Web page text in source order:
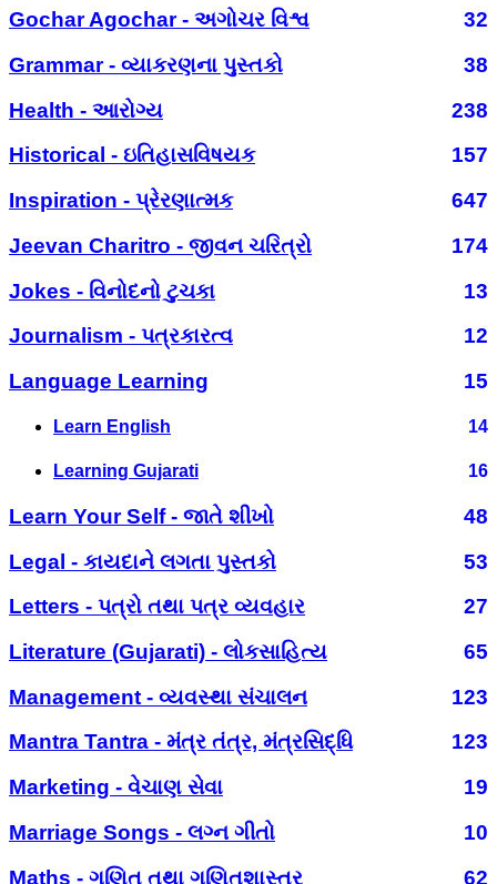
Gochar Agochar - અગોચર વિશ્વ
32
Grammar - વ્યાકરણના પુસ્તકો
38
Health - આરોગ્ય
238
Historical - ઇતિહાસવિષયક
157
Inspiration - પ્રેરણાત્મક
647
Jeevan Charitro - જીવન ચરિત્રો
174
Jokes - વિનોદનો ટુચકા
13
Journalism - પત્રકારત્વ
12
Language Learning
15
Learn English 14
Learning Gujarati 16
Learn Your Self - જાતે શીખો
48
Legal - કાયદાને લગતા પુસ્તકો
53
Letters - પત્રો તથા પત્ર વ્યવહાર
27
Literature (Gujarati) - લોકસાહિત્ય
65
Management - વ્યવસ્થા સંચાલન
123
Mantra Tantra - મંત્ર તંત્ર, મંત્રસિદ્ધિ
123
Marketing - વેચાણ સેવા
19
Marriage Songs - લગ્ન ગીતો
10
Maths - ગણિત તથા ગણિતશાસ્ત્ર
62